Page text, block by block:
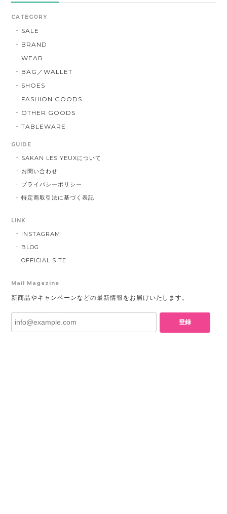
CATEGORY
SALE
BRAND
WEAR
BAG／WALLET
SHOES
FASHION GOODS
OTHER GOODS
TABLEWARE
GUIDE
SAKAN LES YEUXについて
お問い合わせ
プライバシーポリシー
特定商取引法に基づく表記
LINK
INSTAGRAM
BLOG
OFFICIAL SITE
Mail Magazine
新商品やキャンペーンなどの最新情報をお届けいたします。
登録